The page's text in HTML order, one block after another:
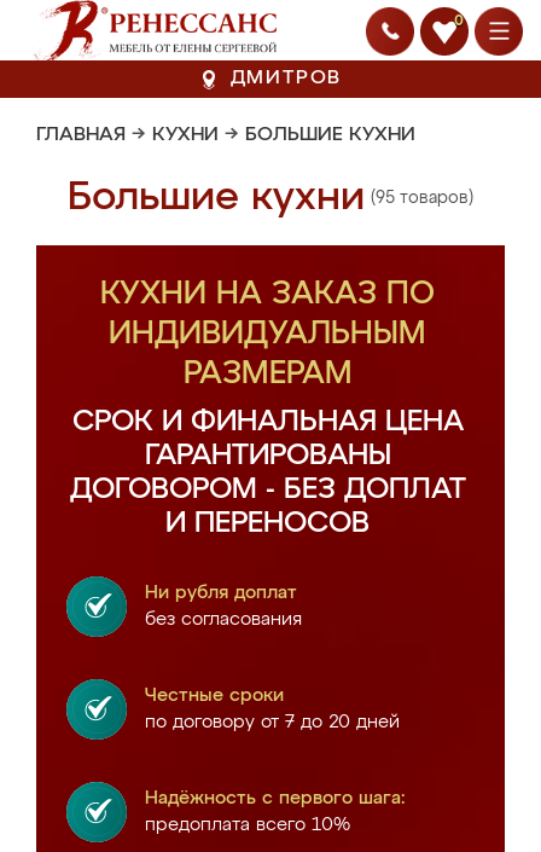
0
ДМИТРОВ
ГЛАВНАЯ → КУХНИ → БОЛЬШИЕ КУХНИ
Большие кухни (95 товаров)
КУХНИ НА ЗАКАЗ ПО
ИНДИВИДУАЛЬНЫМ
РАЗМЕРАМ
СРОК И ФИНАЛЬНАЯ ЦЕНА
ГАРАНТИРОВАНЫ
ДОГОВОРОМ - БЕЗ ДОПЛАТ
И ПЕРЕНОСОВ
Ни рубля доплат
без согласования
Честные сроки
по договору от 7 до 20 дней
Надёжность с первого шага:
предоплата всего 10%